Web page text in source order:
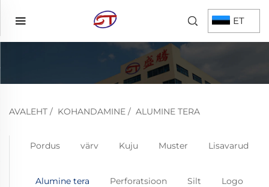
ET
AVALEHT / KOHANDAMINE / ALUMINE TERA
Pordus värv Kuju Muster Lisavarud
Alumine tera Perforatsioon Silt Logo